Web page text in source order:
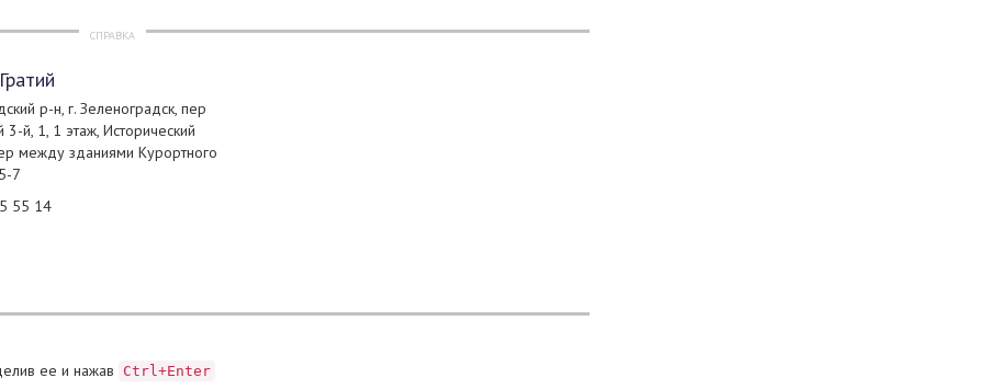
СПРАВКА
р-н, г. Зеленоградск, пер
3-й, 1, 1 этаж, Исторический
между зданиями Курортного
7
55 14
ее и нажав Ctrl+Enter